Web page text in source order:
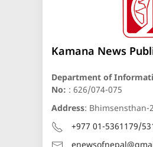
Kamana News
Department of
No: : 626/074-075
Address: Bhimsensthan-
+977 01-5361179/